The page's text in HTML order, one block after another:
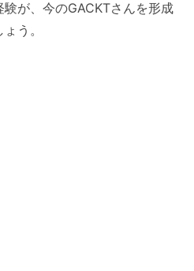
が、今のGACKTさんを形成
う。